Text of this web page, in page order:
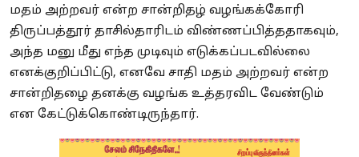
மதம் அற்றவர் என்ற சான்றிதழ் வழங்கக்கோரி
திருப்பத்தூர் தாசில்தாரிடம் விண்ணப்பித்ததாகவும்,
அந்த மனு மீது எந்த முடிவும் எடுக்கப்படவில்லை
எனக்குறிப்பிட்டு, எனவே சாதி மதம் அற்றவர் என்ற
சான்றிதழை தனக்கு வழங்க உத்தரவிட வேண்டும்
என கேட்டுக்கொண்டிருந்தார்.